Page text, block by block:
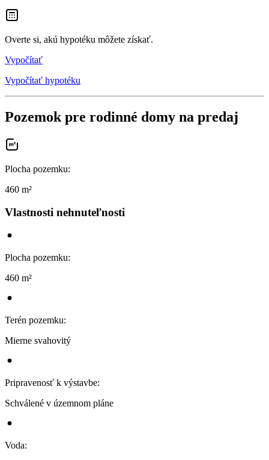
Overte si, akú hypotéku môžete získať.
Vypočítať
Vypočítať hypotéku
Pozemok pre rodinné domy na predaj
Plocha pozemku:
460 m²
Vlastnosti nehnuteľnosti
Plocha pozemku:
460 m²
Terén pozemku:
Mierne svahovitý
Pripravenosť k výstavbe:
Schválené v územnom pláne
Voda: